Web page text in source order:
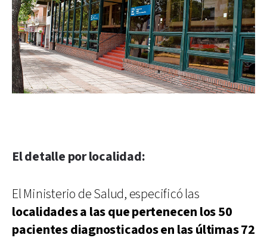
El detalle por localidad:
El Ministerio de Salud, especificó las
localidades a las que pertenecen los 50
pacientes diagnosticados en las últimas 72